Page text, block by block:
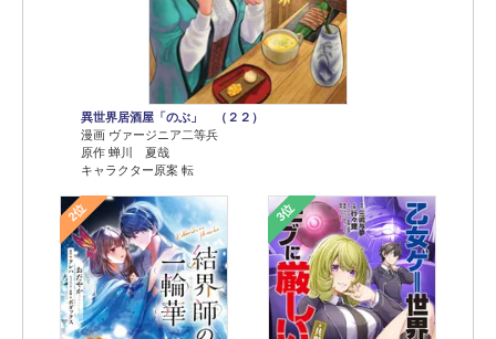
異世界居酒屋「のぶ」 （２２）
漫画 ヴァージニア二等兵
原作 蝉川 夏哉
キャラクター原案 転
2位 3位